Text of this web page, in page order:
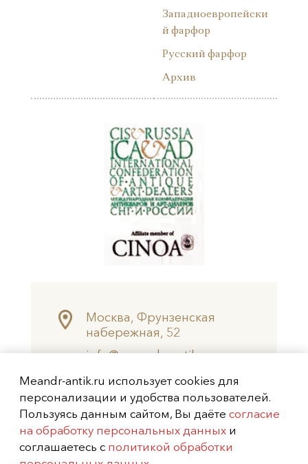
Западноевропейски
й фарфор
Русский фарфор
Архив
Москва, Фрунзенская
набережная, 52
info@meandr-antik.ru
+7 (499) 242-8474
+7 (925) 506-6926
Не является публичной офертой
Меандр-Антик
Meandr-antik.ru использует cookies для
персонализации и удобства пользователей.
Пользуясь данным сайтом, Вы даёте согласие
на обработку персональных данных и
соглашаетесь с политикой обработки